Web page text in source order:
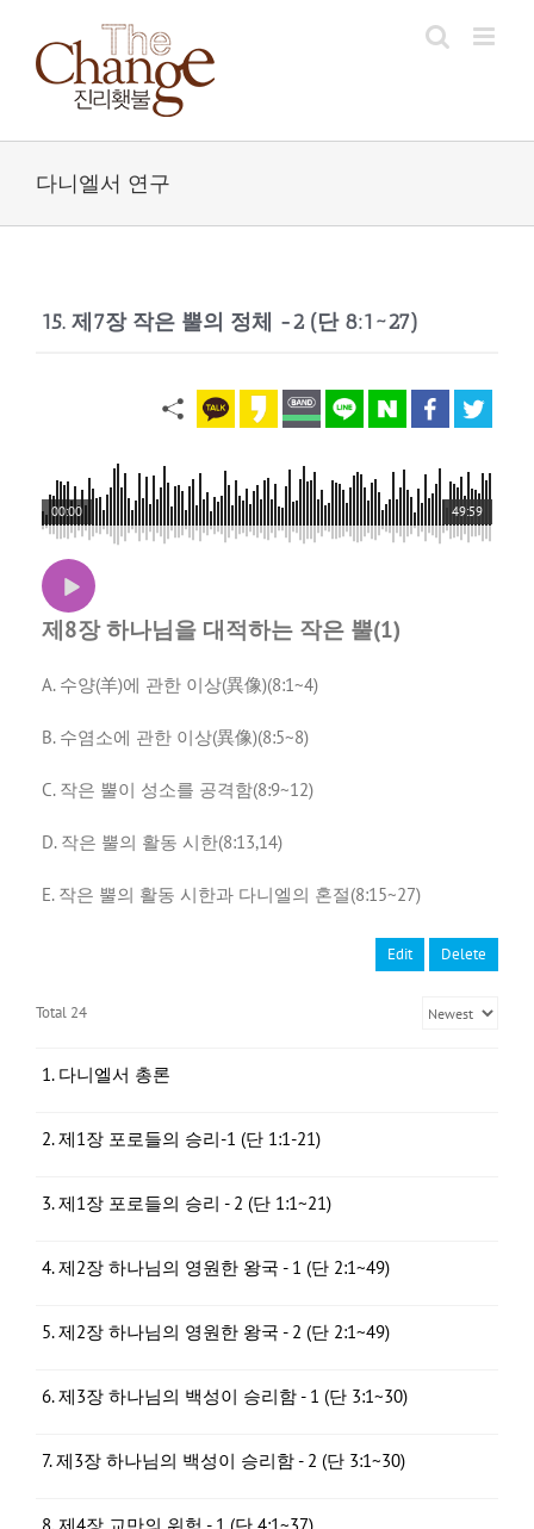
content
다니엘서 연구
15. 제7장 작은 뿔의 정체 -2 (단 8:1~27)
49:59
00:00
제8장 하나님을 대적하는 작은 뿔(1)
A. 수양(羊)에 관한 이상(異像)(8:1~4)
B. 수염소에 관한 이상(異像)(8:5~8)
C. 작은 뿔이 성소를 공격함(8:9~12)
D. 작은 뿔의 활동 시한(8:13,14)
E. 작은 뿔의 활동 시한과 다니엘의 혼절(8:15~27)
Edit Delete
Total 24
1. 다니엘서 총론
2. 제1장 포로들의 승리-1 (단 1:1-21)
3. 제1장 포로들의 승리 - 2 (단 1:1~21)
4. 제2장 하나님의 영원한 왕국 - 1 (단 2:1~49)
5. 제2장 하나님의 영원한 왕국 - 2 (단 2:1~49)
6. 제3장 하나님의 백성이 승리함 - 1 (단 3:1~30)
7. 제3장 하나님의 백성이 승리함 - 2 (단 3:1~30)